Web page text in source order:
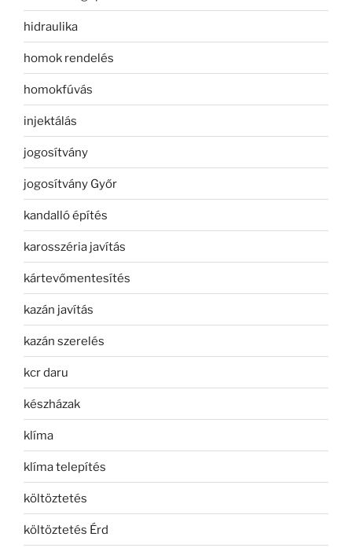
hidraulika
homok rendelés
homokfúvás
injektálás
jogosítvány
jogosítvány Győr
kandalló építés
karosszéria javítás
kártevőmentesítés
kazán javítás
kazán szerelés
kcr daru
készházak
klíma
klíma telepítés
költöztetés
költöztetés Érd